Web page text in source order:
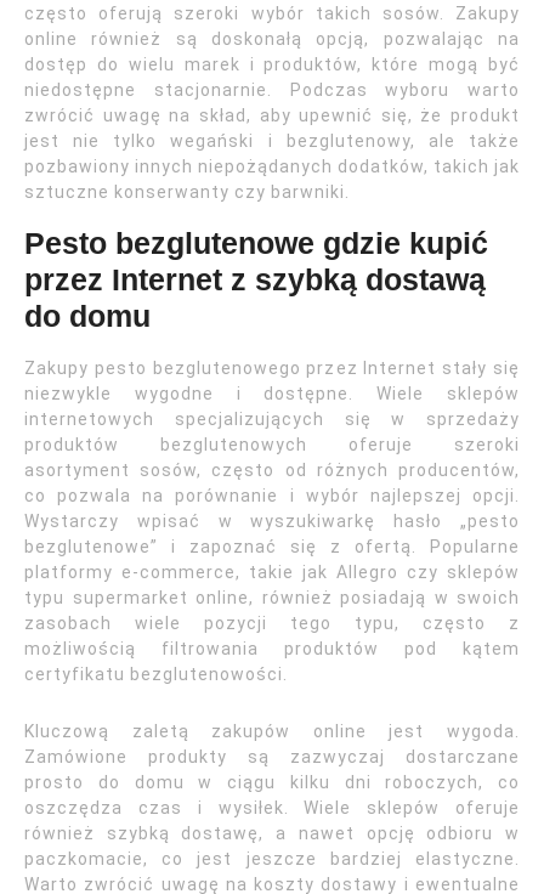
często oferują szeroki wybór takich sosów. Zakupy
online również są doskonałą opcją, pozwalając na
dostęp do wielu marek i produktów, które mogą być
niedostępne stacjonarnie. Podczas wyboru warto
zwrócić uwagę na skład, aby upewnić się, że produkt
jest nie tylko wegański i bezglutenowy, ale także
pozbawiony innych niepożądanych dodatków, takich jak
sztuczne konserwanty czy barwniki.
Pesto bezglutenowe gdzie kupić
przez Internet z szybką dostawą
do domu
Zakupy pesto bezglutenowego przez Internet stały się
niezwykle wygodne i dostępne. Wiele sklepów
internetowych specjalizujących się w sprzedaży
produktów bezglutenowych oferuje szeroki
asortyment sosów, często od różnych producentów,
co pozwala na porównanie i wybór najlepszej opcji.
Wystarczy wpisać w wyszukiwarkę hasło „pesto
bezglutenowe” i zapoznać się z ofertą. Popularne
platformy e-commerce, takie jak Allegro czy sklepów
typu supermarket online, również posiadają w swoich
zasobach wiele pozycji tego typu, często z
możliwością filtrowania produktów pod kątem
certyfikatu bezglutenowości.
Kluczową zaletą zakupów online jest wygoda.
Zamówione produkty są zazwyczaj dostarczane
prosto do domu w ciągu kilku dni roboczych, co
oszczędza czas i wysiłek. Wiele sklepów oferuje
również szybką dostawę, a nawet opcję odbioru w
paczkomacie, co jest jeszcze bardziej elastyczne.
Warto zwrócić uwagę na koszty dostawy i ewentualne